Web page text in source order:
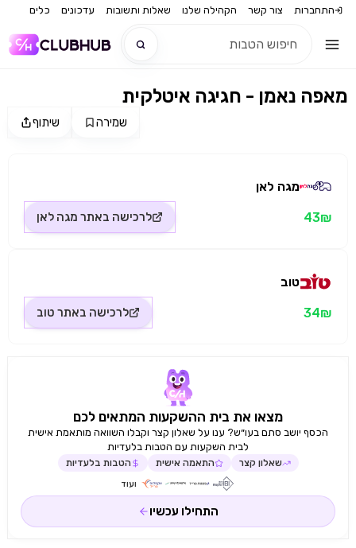
התחברות צור קשר הקהילה שלנו שאלות ותשובות עדכונים כלים
שיתוף שמירה
מאפה נאמן - חגיגה איטלקית
מגה לאן
43₪ לרכישה באתר מגה לאן
טוב
34₪ לרכישה באתר טוב
מצאו את בית ההשקעות המתאים לכם
הכסף יושב סתם בעו״ש? ענו על שאלון קצר וקבלו השוואה מותאמת אישית
לבית השקעות עם הטבות בלעדיות
שאלון קצר התאמה אישית הטבות בלעדיות
ועוד
התחילו עכשיו